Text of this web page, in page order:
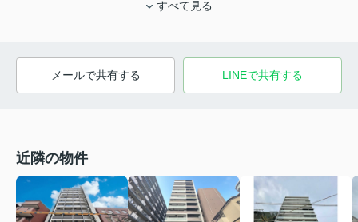
すべて見る
メールで共有する LINEで共有する
近隣の物件